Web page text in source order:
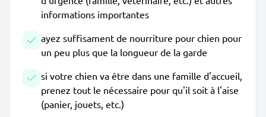
informations importantes
ayez suffisament de nourriture pour chien pour
un peu plus que la longueur de la garde
si votre chien va être dans une famille d'accueil,
prenez tout le nécessaire pour qu'il soit à l'aise
(panier, jouets, etc.)